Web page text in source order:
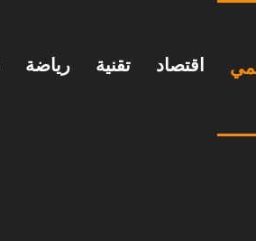
اقتصاد تقنية رياضة